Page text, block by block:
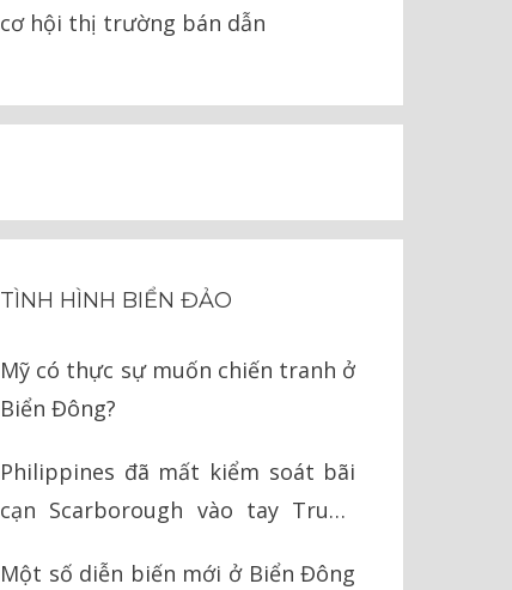
cơ hội thị trường bán dẫn
TÌNH HÌNH BIỂN ĐẢO
Mỹ có thực sự muốn chiến tranh ở
Biển Đông?
Philippines đã mất kiểm soát bãi
cạn Scarborough vào tay Trung
Một số diễn biến mới ở Biển Đông